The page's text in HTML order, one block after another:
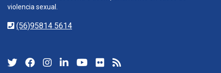
violencia sexual.
(56)95814 5614